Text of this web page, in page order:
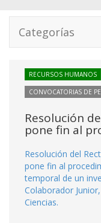
Categorías
RECURSOS HUMANOS
CONVOCATORIAS DE
Resolución
pone fin al
Resolución del
pone fin al
temporal de un
Colaborador
Ciencias.